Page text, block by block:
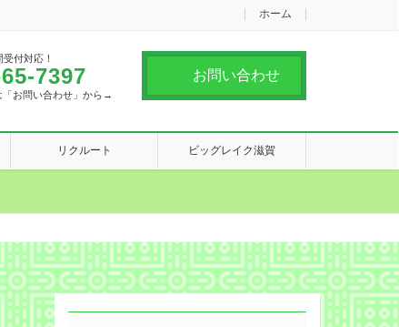
ホーム
付対応！
7397
「お問い合わせ」から→
お問い合わせ
リクルート ビッグレイク滋賀